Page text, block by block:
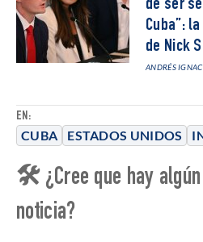
EN:
CUBA ESTADOS UNIDOS
de ser
Cuba”:
de Nick
ANDRÉS
🛠 ¿Cree que hay
noticia?